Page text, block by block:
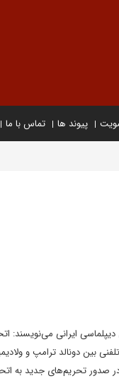
پیوند ها تماس با ما
ایرانی می‌نویسند:
بین دونالد ترامپ و
تحریم‌های جدید به